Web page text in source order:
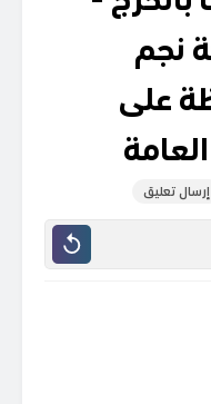
نجم
على
إرسال تعليق